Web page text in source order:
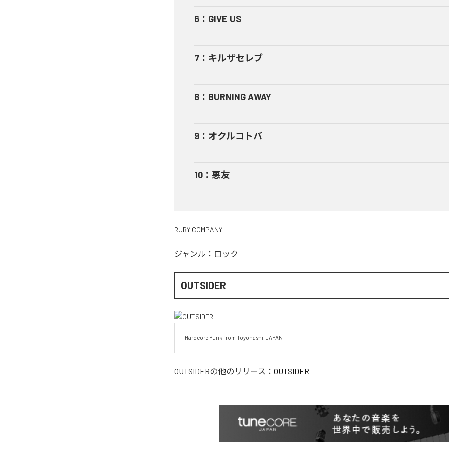
6 ： GIVE US
7 ： キルザセレブ
8 ： BURNING AWAY
9 ： オクルコトバ
10 ： 悪友
RUBY COMPANY
ジャンル： ロック
OUTSIDER
Hardcore Punk from Toyohashi, JAPAN
OUTSIDERの他のリリース： OUTSIDER